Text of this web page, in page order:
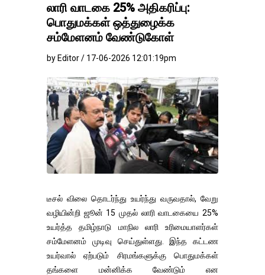
லாரி வாடகை 25% அதிகரிப்பு:
பொதுமக்கள் ஒத்துழைக்க
சம்மேளனம் வேண்டுகோள்
by Editor / 17-06-2026 12:01:19pm
டீசல் விலை தொடர்ந்து உயர்ந்து வருவதால், வேறு
வழியின்றி ஜூன் 15 முதல் லாரி வாடகையை 25%
உயர்த்த தமிழ்நாடு மாநில லாரி உரிமையாளர்கள்
சம்மேளனம் முடிவு செய்துள்ளது. இந்த கட்டண
உயர்வால் ஏற்படும் சிரமங்களுக்கு பொதுமக்கள்
தங்களை மன்னிக்க வேண்டும் என